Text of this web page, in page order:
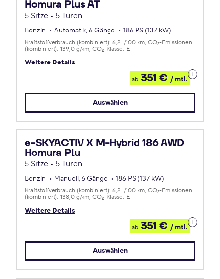
Homura Plus AT
5 Sitze • 5 Türen
Benzin Automatik, 6 Gänge 186 PS (137 kW)
Weitere Details
Kraftstoffverbrauch (kombiniert): 6,2 l/100 km CO2-Emissionen
(kombiniert): 139,0 g/km CO2-Klasse: E
ab 351 € / mtl.
Details
zum
Auswählen
e-SKYACTIV X M-Hybrid 186 AWD
Homura Plu
5 Sitze • 5 Türen
Benzin Manuell, 6 Gänge 186 PS (137 kW)
Weitere Details
Kraftstoffverbrauch (kombiniert): 6,2 l/100 km CO2-Emissionen
(kombiniert): 138,0 g/km CO2-Klasse: E
ab 351 € / mtl.
Details
zum
Auswählen